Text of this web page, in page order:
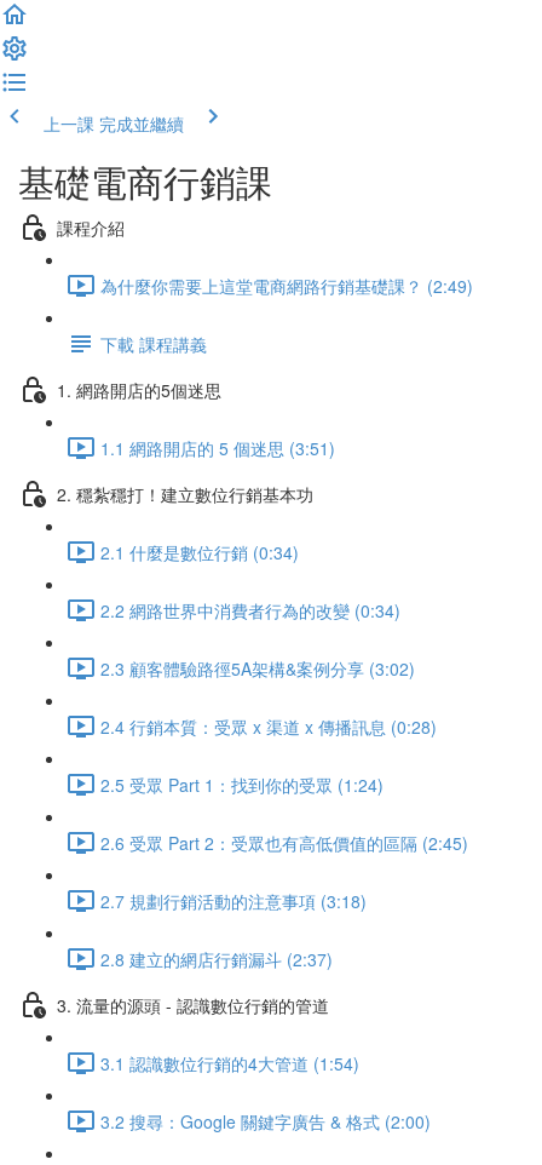
上一課 完成並繼續
基礎電商行銷課
課程介紹
為什麼你需要上這堂電商網路行銷基礎課？ (2:49)
下載 課程講義
1. 網路開店的5個迷思
1.1 網路開店的 5 個迷思 (3:51)
2. 穩紮穩打！建立數位行銷基本功
2.1 什麼是數位行銷 (0:34)
2.2 網路世界中消費者行為的改變 (0:34)
2.3 顧客體驗路徑5A架構&案例分享 (3:02)
2.4 行銷本質：受眾 x 渠道 x 傳播訊息 (0:28)
2.5 受眾 Part 1：找到你的受眾 (1:24)
2.6 受眾 Part 2：受眾也有高低價值的區隔 (2:45)
2.7 規劃行銷活動的注意事項 (3:18)
2.8 建立的網店行銷漏斗 (2:37)
3. 流量的源頭 - 認識數位行銷的管道
3.1 認識數位行銷的4大管道 (1:54)
3.2 搜尋：Google 關鍵字廣告 & 格式 (2:00)